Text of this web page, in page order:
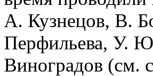
А. Кузнецов, В.
Перфильева, У.
Виноградов (см.